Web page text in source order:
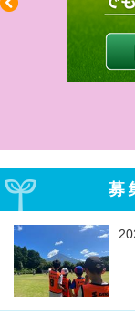
わ
募